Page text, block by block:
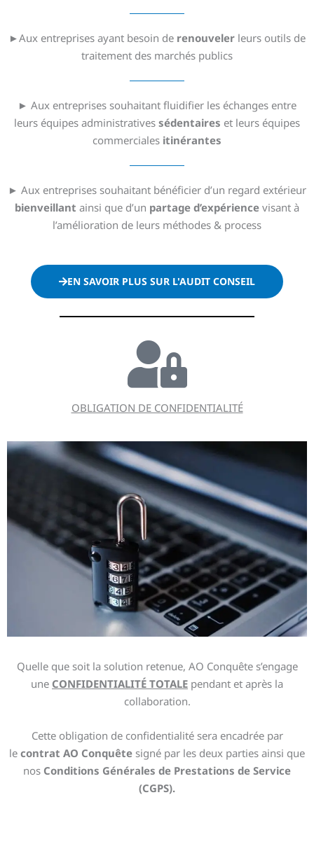
►Aux entreprises ayant besoin de renouveler leurs outils de
traitement des marchés publics
► Aux entreprises souhaitant fluidifier les échanges entre
leurs équipes administratives sédentaires et leurs équipes
commerciales itinérantes
► Aux entreprises souhaitant bénéficier d’un regard extérieur
bienveillant ainsi que d’un partage d’expérience visant à
l’amélioration de leurs méthodes & process
EN SAVOIR PLUS SUR L'AUDIT CONSEIL
OBLIGATION DE CONFIDENTIALITÉ
Quelle que soit la solution retenue, AO Conquête s’engage
une CONFIDENTIALITÉ TOTALE pendant et après la
collaboration.
Cette obligation de confidentialité sera encadrée par
le contrat AO Conquête signé par les deux parties ainsi que
nos Conditions Générales de Prestations de Service
(CGPS).